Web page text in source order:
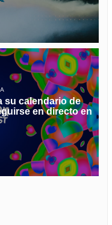
su calendario de
en directo en